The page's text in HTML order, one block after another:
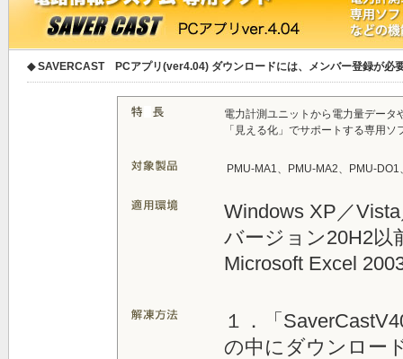
◆ SAVERCAST PCアプリ(ver4.04) ダウンロードには、メンバー登録が必
電力計測ユニットから電力量デー
「見える化」でサポートする専用
PMU-MA1、PMU-MA2、PMU-DO1
Windows XP／
バージョン20H2以
Microsoft Excel
１．「
の中にダウンロー